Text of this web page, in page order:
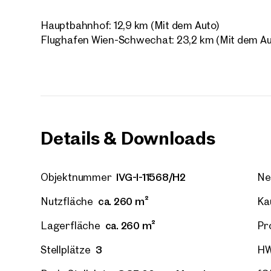
Hauptbahnhof: 12,9 km (Mit dem Auto)
Flughafen Wien-Schwechat: 23,2 km (Mit dem
Details & Downloads
Objektnummer IVG-I-11568/H2
Nutzfläche ca. 260 m²
Lagerfläche ca. 260 m²
Stellplätze 3
Ihre
Bitte
Wir
über
Wie